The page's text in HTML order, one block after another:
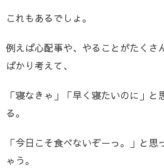
これもあるでしょ。
例えば心配事や、やることがたくさ
ばかり考えて、
「寝なきゃ」「早く寝たいのに」と
る。
「今日こそ食べないぞーっ。」と思
ゃう。